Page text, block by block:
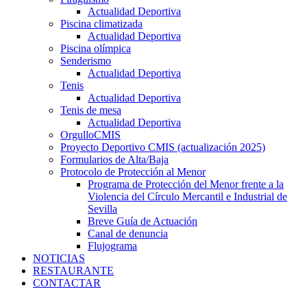
Actualidad Deportiva
Piscina climatizada
Actualidad Deportiva
Piscina olímpica
Senderismo
Actualidad Deportiva
Tenis
Actualidad Deportiva
Tenis de mesa
Actualidad Deportiva
OrgulloCMIS
Proyecto Deportivo CMIS (actualización 2025)
Formularios de Alta/Baja
Protocolo de Protección al Menor
Programa de Protección del Menor frente a la
Violencia del Círculo Mercantil e Industrial de
Sevilla
Breve Guía de Actuación
Canal de denuncia
Flujograma
NOTICIAS
RESTAURANTE
CONTACTAR